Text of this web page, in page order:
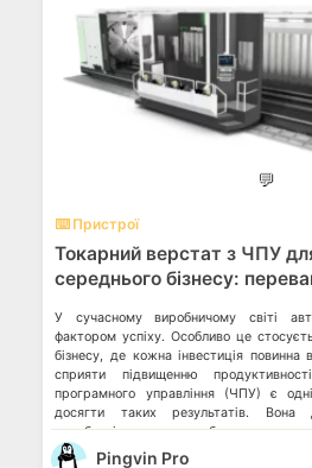
💬
⌨️ Пристрої
Токарний верстат з ЧПУ
середнього бізнесу:
У сучасному виробничому світі
фактором успіху. Особливо це
бізнесу, де кожна інвестиція повинна
сприяти підвищенню
програмного управління (ЧПУ) є
досягти таких результатів. Вона
виробничі процеси, забезпечити
знизити витрати. За рахунок цього […]
Pingvin Pro